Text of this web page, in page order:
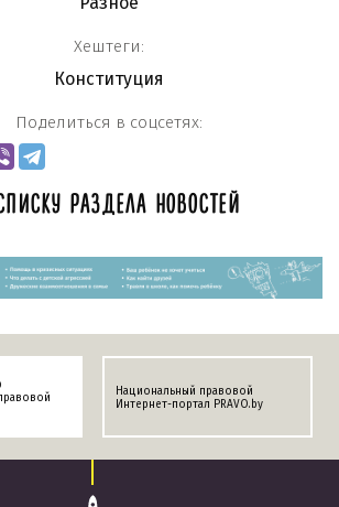
Хештеги:
Конституция
Поделиться в соцсетях:
РАЗДЕЛА НОВОСТЕЙ
Национальный правовой
Интернет-портал PRAVO.by